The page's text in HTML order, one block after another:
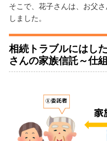
そこで、花子さんは、お父
しました。
相続トラブルにはし
さんの家族信託～仕